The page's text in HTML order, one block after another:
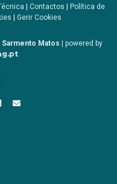
Contactos
Política de
Gerir Cookies
Sarmento Matos | powered by